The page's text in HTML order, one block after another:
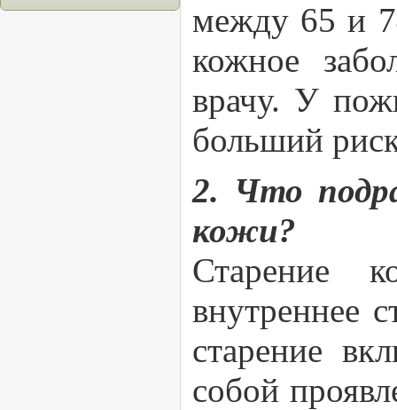
между 65 и
кожное
врачу. У
больший
2. Что
кожи?
Старение
внутреннее
старение
собой